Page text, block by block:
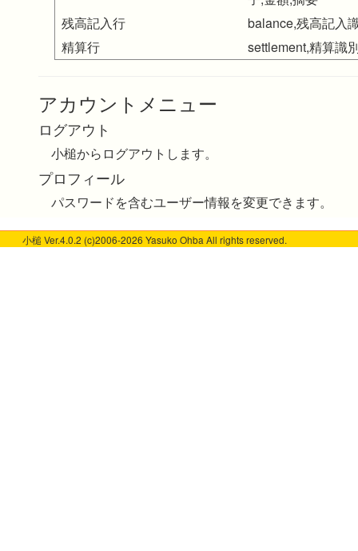
残高記入行
balance,残高記入
精算行
settlement,精算識
アカウントメニュー
ログアウト
小槌からログアウトします。
プロフィール
パスワードを含むユーザー情報を変更できます。
小槌 Ver.4.0.2 (c)2006-2026 Yasuko Ohba All rights reserved.